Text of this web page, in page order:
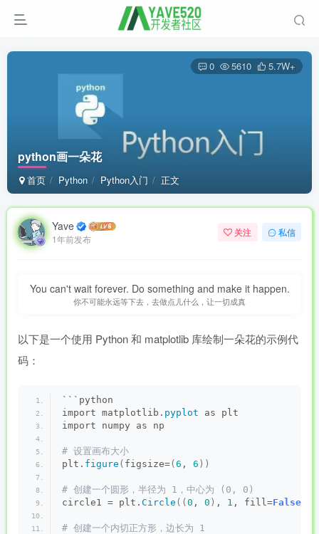
python画一朵花
首页 Python Python入门 正文
0 5610 5.7W+
Yave
1年前发布
关注 私信
You can't wait forever. Do something and make it happen.
你不可能永远等下去，去做点儿什么，让一切成真
以下是一个使用 Python 和 matplotlib 库绘制一朵花的示例代
码：
```python
import matplotlib. pyplot as plt
import numpy as np
# 设置画布大小
plt. figure ( figsize=( 6 , 6 ))
# 创建一个圆形，半径为 1，中心为 (0, 0)
circle1 = plt. Circle (( 0 , 0 ) , 1 , fill=False
# 创建一个内切正方形，边长为 1